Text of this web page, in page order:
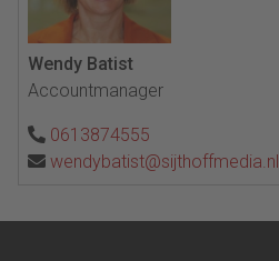
Wendy Batist
Accountmanager
0613874555
wendybatist@sijthoffmedia.nl